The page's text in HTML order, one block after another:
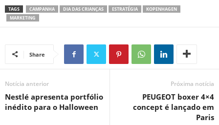
TAGS CAMPANHA DIA DAS CRIANÇAS ESTRATÉGIA
KOPENHAGEN
MARKETING
Share
Notícia anterior
Nestlé apresenta portfólio
inédito para o Halloween
Próxima notícia
PEUGEOT boxer 4×4
concept é lançado em
Paris